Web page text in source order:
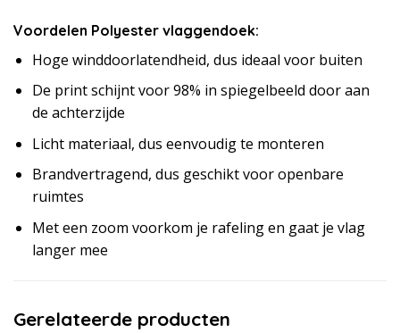
Voordelen Polyester vlaggendoek:
Hoge winddoorlatendheid, dus ideaal voor buiten
De print schijnt voor 98% in spiegelbeeld door aan
de achterzijde
Licht materiaal, dus eenvoudig te monteren
Brandvertragend, dus geschikt voor openbare
ruimtes
Met een zoom voorkom je rafeling en gaat je vlag
langer mee
Gerelateerde producten